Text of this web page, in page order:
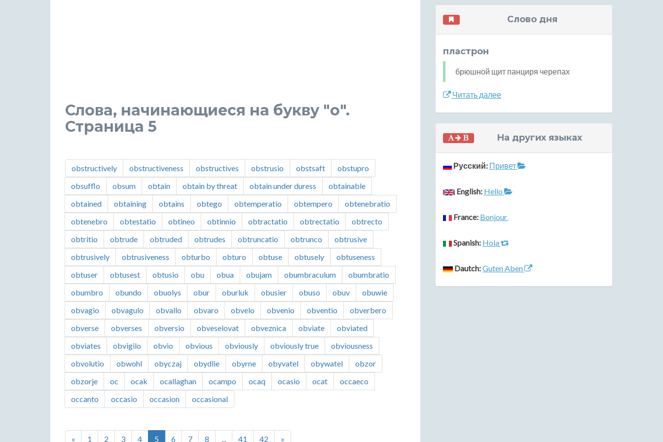
Слова, начинающиеся на букву "o".
Страница 5
obstructively obstructiveness obstructives obstrusio obstsaft
obstupro
obsufflo
obsum obtain obtain by threat obtain under duress
obtainable
obtained
obtaining obtains obtego obtemperatio obtempero
obtenebratio
obtenebro
obtestatio obtineo obtinnio obtractatio obtrectatio
obtrecto
obtritio
obtrude obtruded obtrudes obtruncatio obtrunco
obtrusive
obtrusively
obtrusiveness obturbo obturo obtuse obtusely
obtuseness
obtuser
obtusest obtusio obu obua obujam obumbraculum
obumbratio
obumbro
obundo obuolys obur oburluk obusier obuso obuv
obuwie
obvagio
obvagulo obvallo obvaro obvelo obvenio obventio
obverbero
obverse
obverses obversio obveselovat obveznica obviate
obviated
obviates
obvigilo obvio obvious obviously obviously true
obviousness
obvolutio
obwohl obyczaj obydlie obyrne obyvatel obywatel
obzor
obzorje
oc ocak ocallaghan ocampo ocaq ocasio ocat
occaeco
occanto
occasio occasion occasional
« 1 2 3 4 5 6 7 8 ... 41 42 »
Слово дня
пластрон
брюшной щит панциря черепах
Читать далее
На других языках
Русский: Привет
English: Hello
France: Bonjour
Spanish: Hola
Dautch:Guten Aben